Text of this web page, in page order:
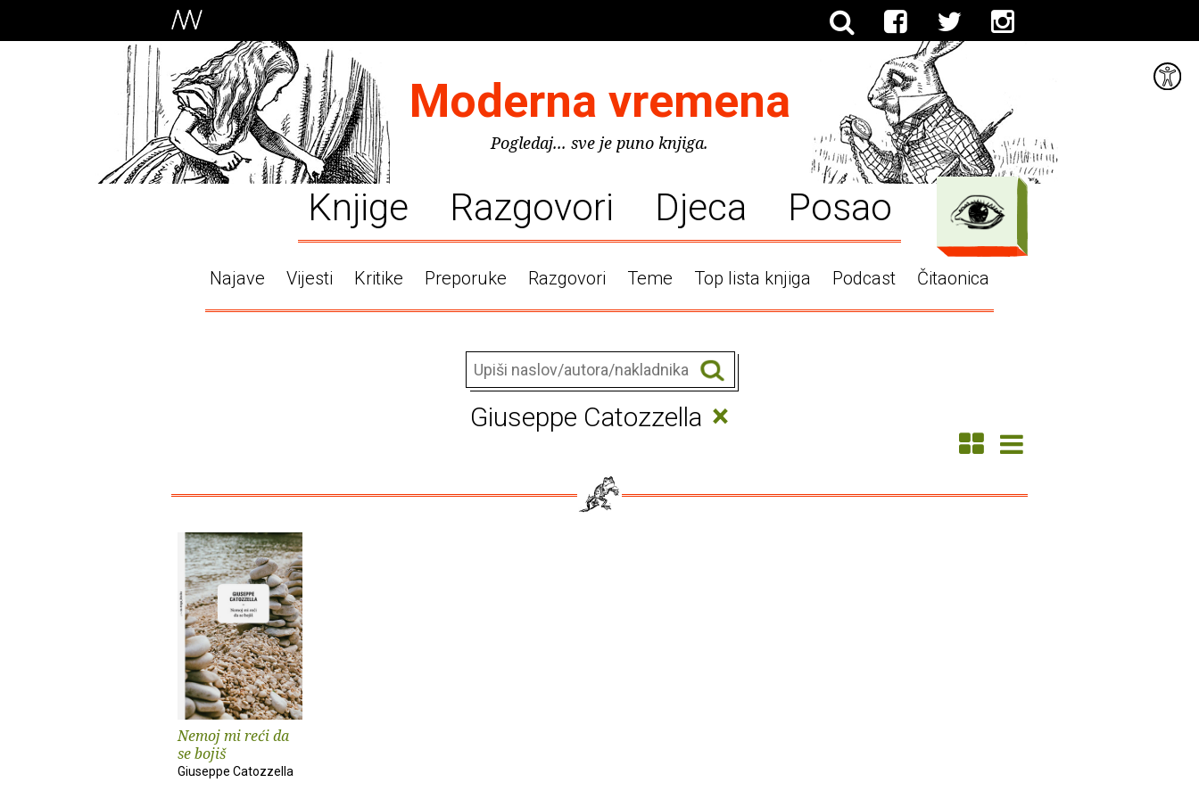
Moderna vremena
Pogledaj... sve je puno knjiga.
Knjige Razgovori Djeca Posao
Najave Vijesti Kritike Preporuke Razgovori Teme Top lista knjiga Podcast Čitaonica
Giuseppe Catozzella ×
Nemoj mi reći da
se bojiš
Giuseppe Catozzella